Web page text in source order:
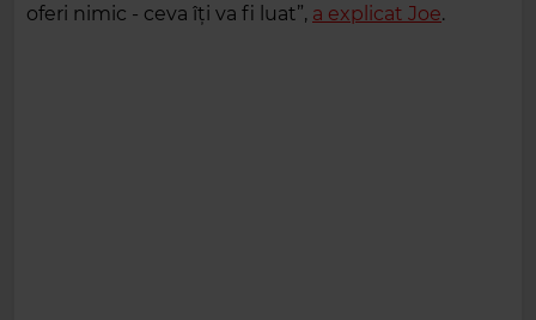
oferi nimic - ceva îți va fi luat”, a explicat Joe.